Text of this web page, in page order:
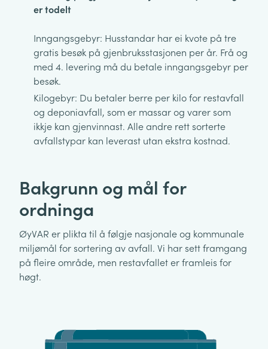
er todelt
Inngangsgebyr: Husstandar har ei kvote på tre
gratis besøk på gjenbruksstasjonen per år. Frå og
med 4. levering må du betale inngangsgebyr per
besøk.
Kilogebyr: Du betaler berre per kilo for restavfall
og deponiavfall, som er massar og varer som
ikkje kan gjenvinnast. Alle andre rett sorterte
avfallstypar kan leverast utan ekstra kostnad.
Bakgrunn og mål for
ordninga
ØyVAR er plikta til å følgje nasjonale og kommunale
miljømål for sortering av avfall. Vi har sett framgang
på fleire område, men restavfallet er framleis for
høgt.